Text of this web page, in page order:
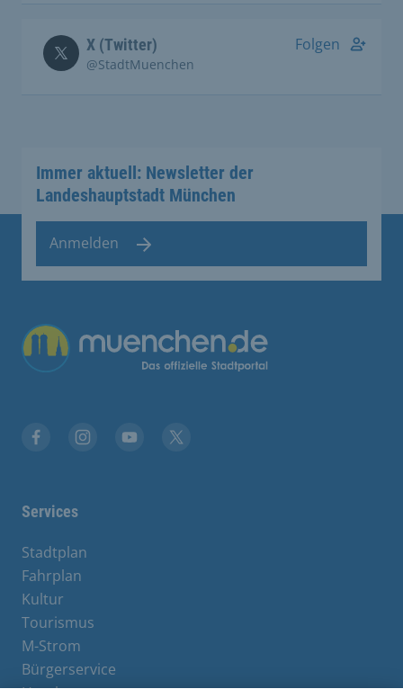
X (Twitter)
@StadtMuenchen
Folgen
Immer aktuell: Newsletter der
Landeshauptstadt München
Anmelden
Übergreifende Links
Services
Stadtplan
Fahrplan
Kultur
Tourismus
M-Strom
Bürgerservice
Hotels